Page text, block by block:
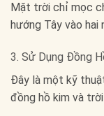
Mặt trời chỉ mọc
hướng Tây vào hai
3. Sử Dụng Đồng
Đây là một kỹ
đồng hồ kim và trời